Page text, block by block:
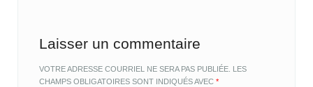
Laisser un commentaire
VOTRE ADRESSE COURRIEL NE SERA PAS PUBLIÉE. LES
CHAMPS OBLIGATOIRES SONT INDIQUÉS AVEC*